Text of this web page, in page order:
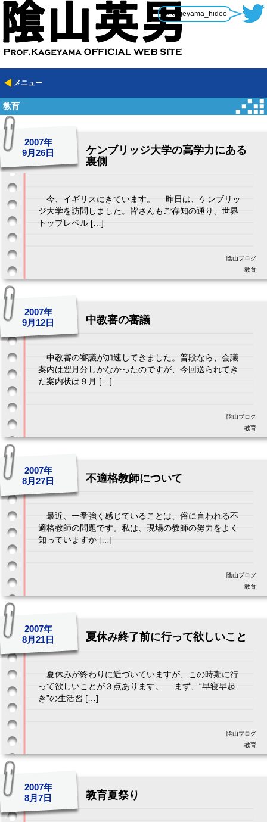
@Kageyama_hideo
メニュー
教育
ケンブリッジ大学の高学力にある
裏側
2007年
9月26日
今、イギリスにきています。 昨日は、ケンブリッ
ジ大学を訪問しました。皆さんもご存知の通り、世界
トップレベル […]
陰山ブログ
教育
中教審の審議
2007年
9月12日
中教審の審議が加速してきました。普段なら、会議
案内は翌月分しかなかったのですが、今回送られてき
た案内状は９月 […]
陰山ブログ
教育
不適格教師について
2007年
8月27日
最近、一番強く感じていることは、俗に言われる不
適格教師の問題です。私は、現場の教師の努力をよく
知っていますか […]
陰山ブログ
教育
夏休み終了前に行って欲しいこと
2007年
8月21日
夏休みが終わりに近づいていますが、この時期に行
って欲しいことが３点あります。 まず、“早寝早起
き”の生活習 […]
陰山ブログ
教育
教育夏祭り
2007年
8月7日